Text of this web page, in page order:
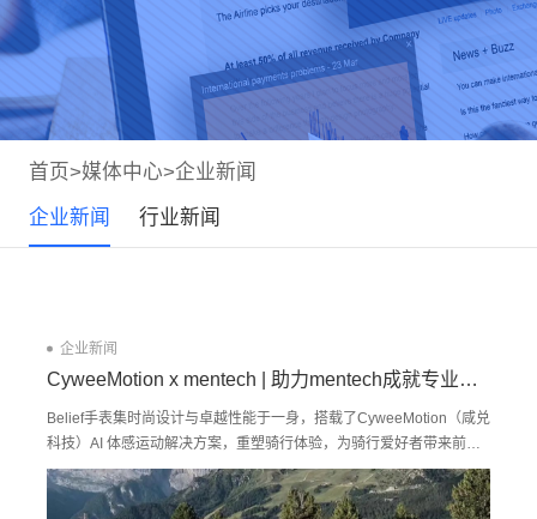
首页>媒体中心>企业新闻
企业新闻 行业新闻
企业新闻
CyweeMotion x mentech | 助力mentech成就专业骑行运动手表
Belief手表集时尚设计与卓越性能于一身，搭载了CyweeMotion（咸兑
科技）AI 体感运动解决方案，重塑骑行体验，为骑行爱好者带来前所
未有的精准体验与智能享受，同时可满足多样化运动场景，助力用户
驰骋运动领域，自由掌控全能运动。